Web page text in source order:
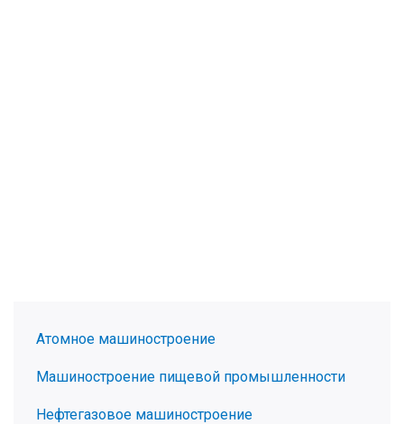
Атомное машиностроение
Машиностроение пищевой промышленности
Нефтегазовое машиностроение